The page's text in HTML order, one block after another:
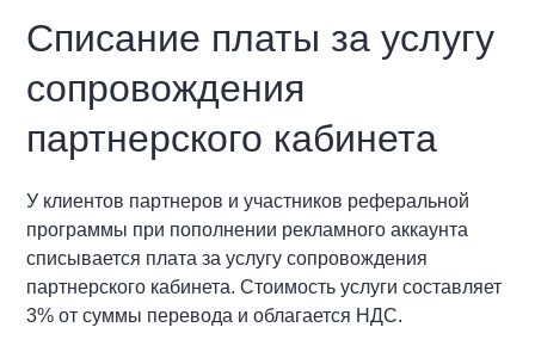
Списание платы за услугу
сопровождения
партнерского кабинета
У клиентов партнеров и участников реферальной
программы при пополнении рекламного аккаунта
списывается плата за услугу сопровождения
партнерского кабинета. Стоимость услуги составляет
3% от суммы перевода и облагается НДС.